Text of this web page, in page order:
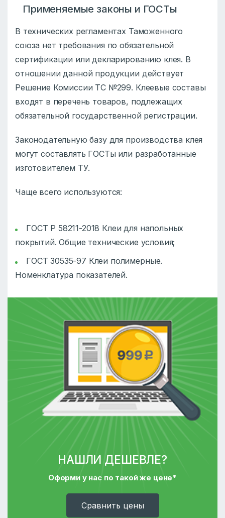
Применяемые законы и ГОСТы
В технических регламентах Таможенного
союза нет требования по обязательной
сертификации или декларированию клея. В
отношении данной продукции действует
Решение Комиссии ТС №299. Клеевые составы
входят в перечень товаров, подлежащих
обязательной государственной регистрации.
Законодательную базу для производства клея
могут составлять ГОСТы или разработанные
изготовителем ТУ.
Чаще всего используются:
ГОСТ Р 58211-2018 Клеи для напольных
покрытий. Общие технические условия;
ГОСТ 30535-97 Клеи полимерные.
Номенклатура показателей.
НАШЛИ ДЕШЕВЛЕ?
Оформи у нас по такой же цене*
Cравнить цены